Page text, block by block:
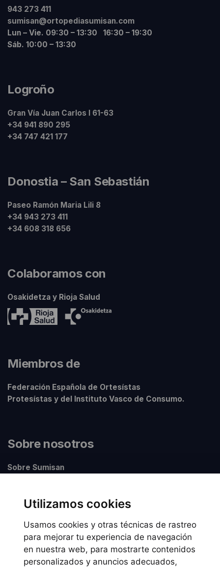
Utilizamos cookies
Usamos cookies y otras técnicas de rastreo
para mejorar tu experiencia de navegación
en nuestra web, para mostrarte contenidos
personalizados y anuncios adecuados,
943 273 411
sumisan@ortopediasumisan.com
Lun – Vie. 09:30 – 13:30 16:30 – 19:30
Sáb. 10:00 – 13:30
Logroño
Gran Vía Juan Carlos I 61-63
+34 941 890 295
+34 747 421 177
Donostia – San Sebastián
Paseo Ramón Maria Lili 8
+34 943 273 411
+34 608 318 656
Colaboramos con
Osakidetza y Rioja Salud
Miembros de
Federación Española de Ortesístas
Protesístas y del Instituto Vasco de Consumo.
Sobre nosotros
Sobre Sumisan
Información legal
Preguntas frecuentes